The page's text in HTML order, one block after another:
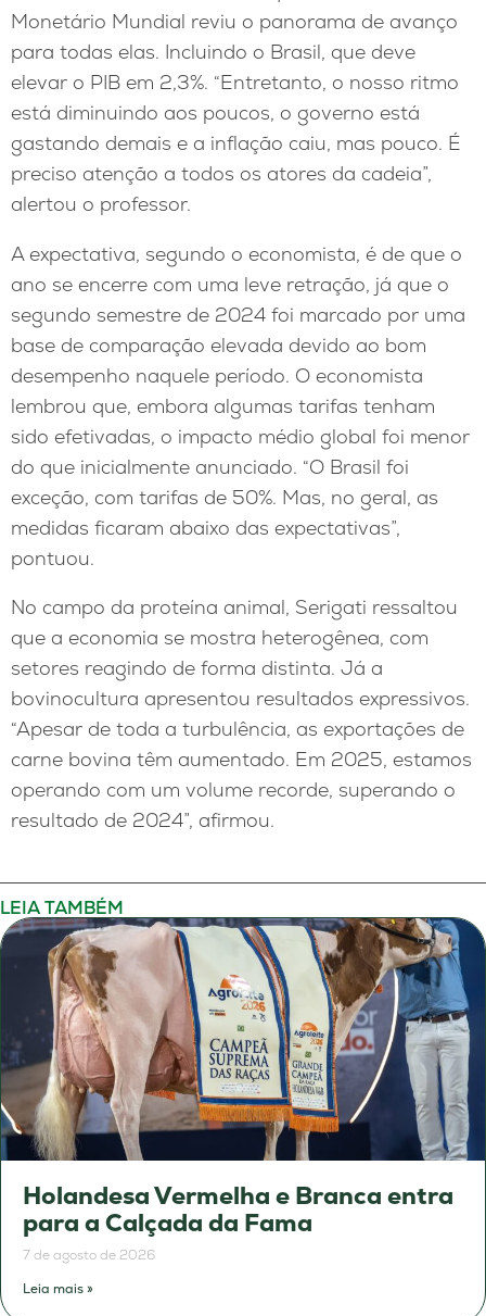
Monetário Mundial reviu o panorama de avanço
para todas elas. Incluindo o Brasil, que deve
elevar o PIB em 2,3%. “Entretanto, o nosso ritmo
está diminuindo aos poucos, o governo está
gastando demais e a inflação caiu, mas pouco. É
preciso atenção a todos os atores da cadeia”,
alertou o professor.
A expectativa, segundo o economista, é de que o
ano se encerre com uma leve retração, já que o
segundo semestre de 2024 foi marcado por uma
base de comparação elevada devido ao bom
desempenho naquele período. O economista
lembrou que, embora algumas tarifas tenham
sido efetivadas, o impacto médio global foi menor
do que inicialmente anunciado. “O Brasil foi
exceção, com tarifas de 50%. Mas, no geral, as
medidas ficaram abaixo das expectativas”,
pontuou.
No campo da proteína animal, Serigati ressaltou
que a economia se mostra heterogênea, com
setores reagindo de forma distinta. Já a
bovinocultura apresentou resultados expressivos.
“Apesar de toda a turbulência, as exportações de
carne bovina têm aumentado. Em 2025, estamos
operando com um volume recorde, superando o
resultado de 2024”, afirmou.
LEIA TAMBÉM
Holandesa Vermelha e Branca entra
para a Calçada da Fama
7 de agosto de 2026
Leia mais »